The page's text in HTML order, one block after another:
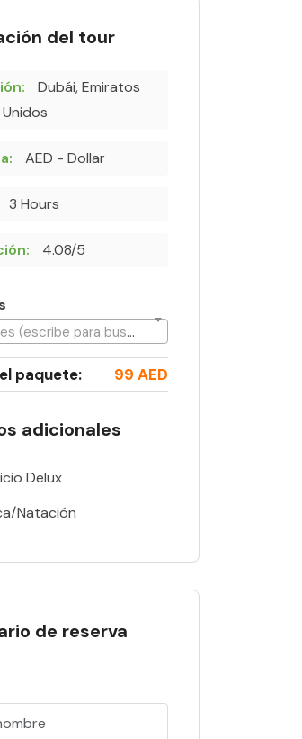
del tour
Dubái, Emiratos
AED - Dollar
3 Hours
4.08/5
Ciudades (escribe para buscar)
paquete: 99 AED
adicionales
Delux
Natación
de reserva